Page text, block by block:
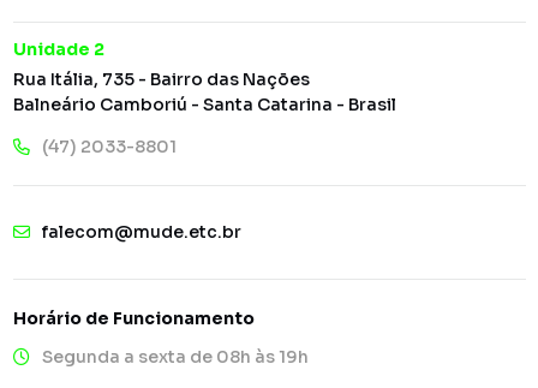
Unidade 2
Rua Itália, 735 - Bairro das Nações
Balneário Camboriú - Santa Catarina - Brasil
(47) 2033-8801
falecom@mude.etc.br
Horário de Funcionamento
Segunda a sexta de 08h às 19h